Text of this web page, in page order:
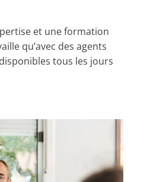
et une formation
qu’avec des agents
tous les jours